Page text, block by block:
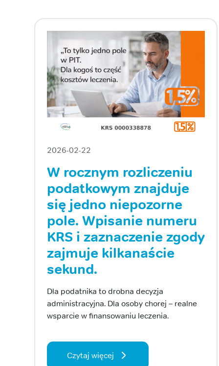
2026-02-22
W rocznym rozliczeniu
podatkowym znajduje
się jedno niepozorne
pole. Wpisanie numeru
KRS i zaznaczenie zgody
zajmuje kilkanaście
sekund.
Dla podatnika to drobna decyzja
administracyjna. Dla osoby chorej – realne
wsparcie w finansowaniu leczenia.
Czytaj więcej